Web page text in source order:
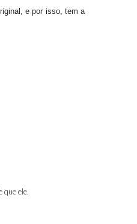
e por isso, tem a
que ele.